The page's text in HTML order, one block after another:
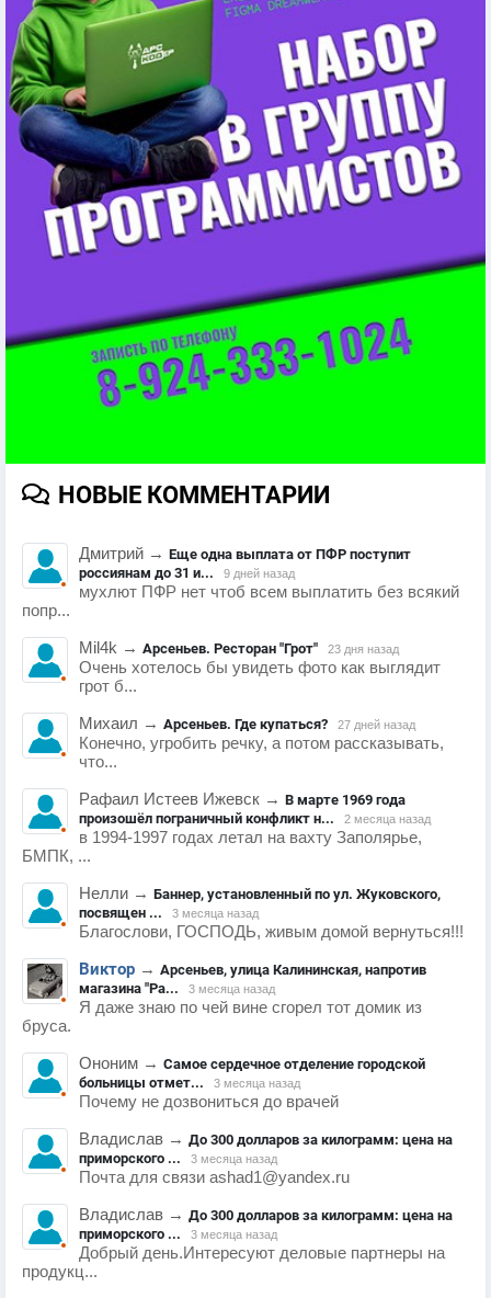
НОВЫЕ КОММЕНТАРИИ
Дмитрий → Еще одна выплата от ПФР поступит
россиянам до 31 и...
9 дней назад
мухлют ПФР нет чтоб всем выплатить без всякий
попр...
Mil4k → Арсеньев. Ресторан "Грот" 23 дня назад
Очень хотелось бы увидеть фото как выглядит
грот б...
Михаил → Арсеньев. Где купаться? 27 дней назад
Конечно, угробить речку, а потом рассказывать,
что...
Рафаил Истеев Ижевск → В марте 1969 года
произошёл пограничный конфликт н...
2 месяца назад
в 1994-1997 годах летал на вахту Заполярье,
БМПК, ...
Нелли → Баннер, установленный по ул. Жуковского,
посвящен ...
3 месяца назад
Благослови, ГОСПОДЬ, живым домой вернуться!!!
Виктор → Арсеньев, улица Калининская, напротив
магазина "Ра...
3 месяца назад
Я даже знаю по чей вине сгорел тот домик из
бруса.
Ононим → Самое сердечное отделение городской
больницы отмет...
3 месяца назад
Почему не дозвониться до врачей
Владислав → До 300 долларов за килограмм: цена на
приморского ...
3 месяца назад
Почта для связи ashad1@yandex.ru
Владислав → До 300 долларов за килограмм: цена на
приморского ...
3 месяца назад
Добрый день.Интересуют деловые партнеры на
продукц...